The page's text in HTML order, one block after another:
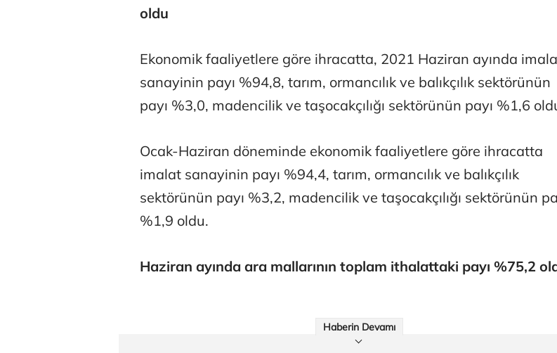
oldu
Ekonomik faaliyetlere göre ihracatta, 2021 Haziran ayında
sanayinin payı %94,8, tarım, ormancılık ve balıkçılık sektörünün
payı %3,0, madencilik ve taşocakçılığı sektörünün payı %1,6
Ocak-Haziran döneminde ekonomik faaliyetlere göre ihracatta
imalat sanayinin payı %94,4, tarım, ormancılık ve balıkçılık
sektörünün payı %3,2, madencilik ve taşocakçılığı sektörünün
%1,9 oldu.
Haziran ayında ara mallarının toplam ithalattaki payı %75,2
Haberin Devamı